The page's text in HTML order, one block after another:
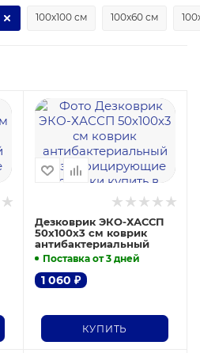
100х100 см 100х60 см
Дезковрик ЭКО-ХАССП
50х100х3 см коврик
антибактериальный
Поставка от 3 дней
1 060 ₽
КУПИТЬ